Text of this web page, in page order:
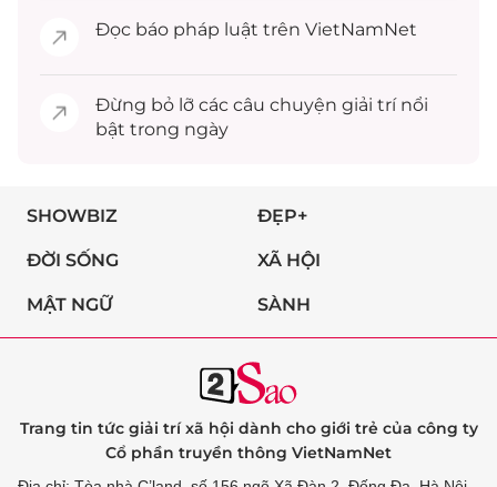
Đọc báo pháp luật trên VietNamNet
Đừng bỏ lỡ các câu chuyện giải trínổi
bật trong ngày
SHOWBIZ ĐẸP+
ĐỜI SỐNG XÃ HỘI
MẬT NGỮ SÀNH
Trang tin tức giải trí xã hội dành cho giới trẻ của công ty
Cổ phần truyền thông VietNamNet